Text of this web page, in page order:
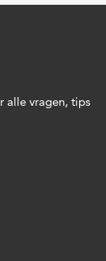
alle vragen, tips